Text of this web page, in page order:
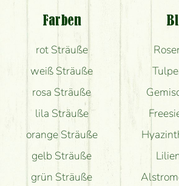
Blumenversand?
Bekomme ich wirklich, was auf
Farben
rot Sträuße
weiß Sträuße
rosa Sträuße
lila Sträuße
orange Sträuße
gelb Sträuße
grün Sträuße